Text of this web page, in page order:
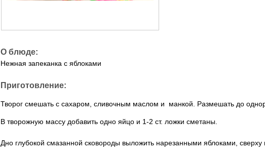
О блюде:
Нежная запеканка с яблоками
Приготовление:
Творог смешать с сахаром, сливочным маслом и манкой. Размешать до
В творожную массу добавить одно яйцо и 1-2 ст. ложки сметаны.
Дно глубокой смазанной сковороды выложить нарезанными яблоками, сверху